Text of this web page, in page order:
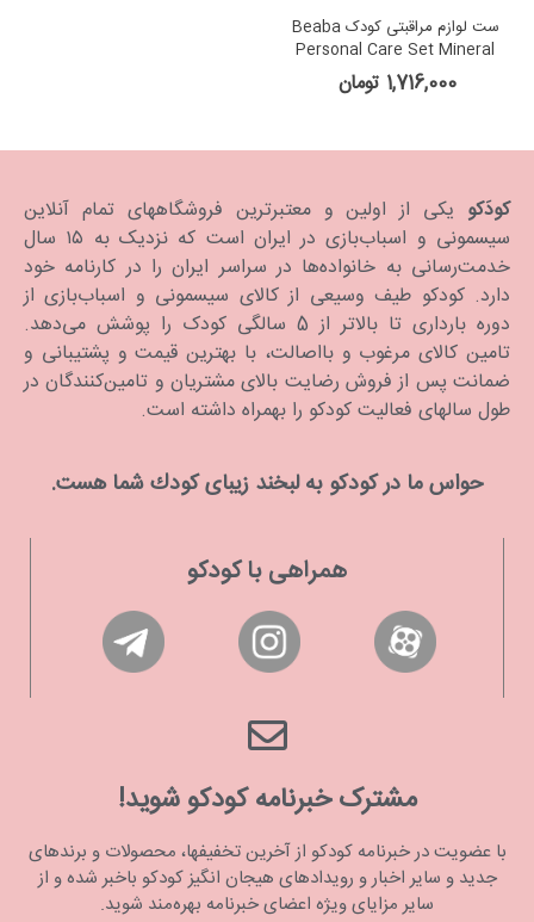
ست لوازم مراقبتی کودک Beaba
Personal Care Set Mineral
1,716,000 تومان
کودَکو یکی از اولین و معتبرترین فروشگاههای تمام آنلاین
سیسمونی و اسباب‌بازی در ایران است که نزدیک به ۱۵ سال
خدمت‌رسانی به خانواده‌ها در سراسر ایران را در کارنامه خود
دارد. كودكو طیف وسیعی از کالای سیسمونی و اسباب‌بازی از
دوره بارداری تا بالاتر از 5 سالگی کودک را پوشش می‌دهد.
تامین کالای مرغوب و بااصالت، با بهترین قیمت و پشتیبانی و
ضمانت پس از فروش رضایت بالای مشتریان و تامین‌کنندگان در
طول سالهای فعالیت کودکو را بهمراه داشته است.
حواس ما در كودكو به لبخند زیبای كودك شما هست.
همراهی با کودکو
مشترک خبرنامه کودکو شوید!
با عضویت در خبرنامه کودکو از آخرین تخفیفها، محصولات و برندهای
جدید و سایر اخبار و رویدادهای هیجان انگیز کودکو باخبر شده و از
سایر مزایای ویژه اعضای خبرنامه بهره‌مند شوید.